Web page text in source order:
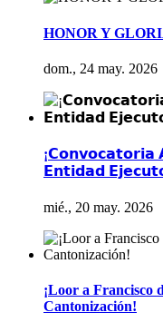
HONOR Y
dom., 24 may. 2026
𝗘𝗻𝘁𝗶𝗱𝗮𝗱
mié., 20 may. 2026
¡Loor a Francisco
Cantonización!